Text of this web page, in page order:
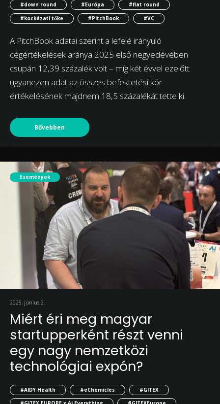
#down round #Európa
#flat round
#kockázati tőke
#PitchBook #VC
A PitchBook adatai szerint a lefelé irányuló
cégértékelések aránya 2025 első negyedévében
csupán 12,39 százalék volt – míg két évvel ezelőtt
ugyanezen adat az összes befektetési kör
értékelésének majdnem 18,5 százalékát tette ki.
Bővebben
Események
2025. június 2.
Miért éri meg magyar
startupperként részt venni
egy nagy nemzetközi
technológiai expón?
#AIDY Health #eChemicles
#GITEX